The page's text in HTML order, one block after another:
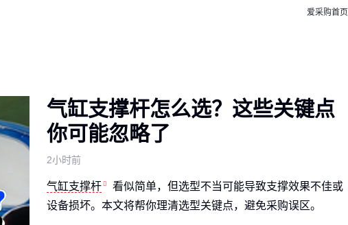
爱采购首页
气缸支撑杆怎么选？这些关键点
你可能忽略了
2小时前
气缸支撑杆
看似简单，但选型不当可能导致支撑效果不佳或
设备损坏。本文将帮你理清选型关键点，避免采购误区。